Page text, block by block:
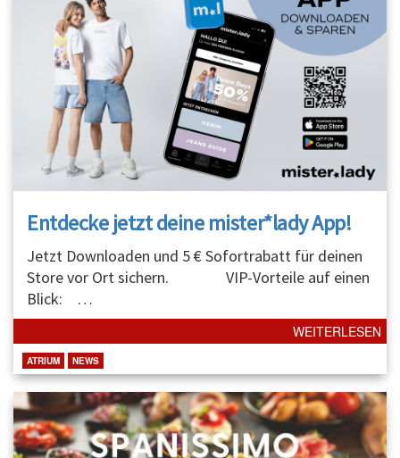
Entdecke jetzt deine mister*lady App!
Jetzt Downloaden und 5 € Sofortrabatt für deinen
Store vor Ort sichern. VIP-Vorteile auf einen
Blick: …
WEITERLESEN
ATRIUM NEWS